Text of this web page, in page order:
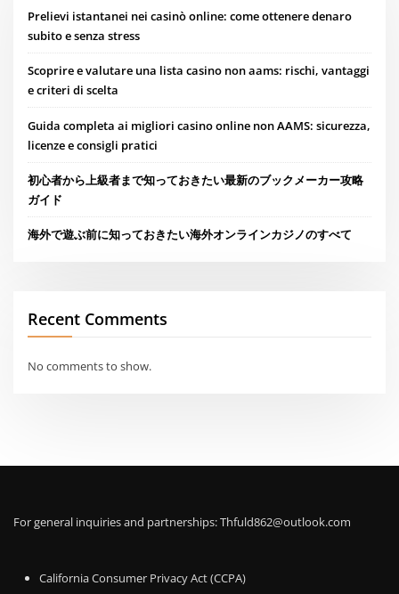
Prelievi istantanei nei casinò online: come ottenere denaro
subito e senza stress
Scoprire e valutare una lista casino non aams: rischi, vantaggi
e criteri di scelta
Guida completa ai migliori casino online non AAMS: sicurezza,
licenze e consigli pratici
初心者から上級者まで知っておきたい最新のブックメーカー攻略
ガイド
海外で遊ぶ前に知っておきたい海外オンラインカジノのすべて
Recent Comments
No comments to show.
For general inquiries and partnerships:Thfuld862@outlook.com
California Consumer Privacy Act (CCPA)